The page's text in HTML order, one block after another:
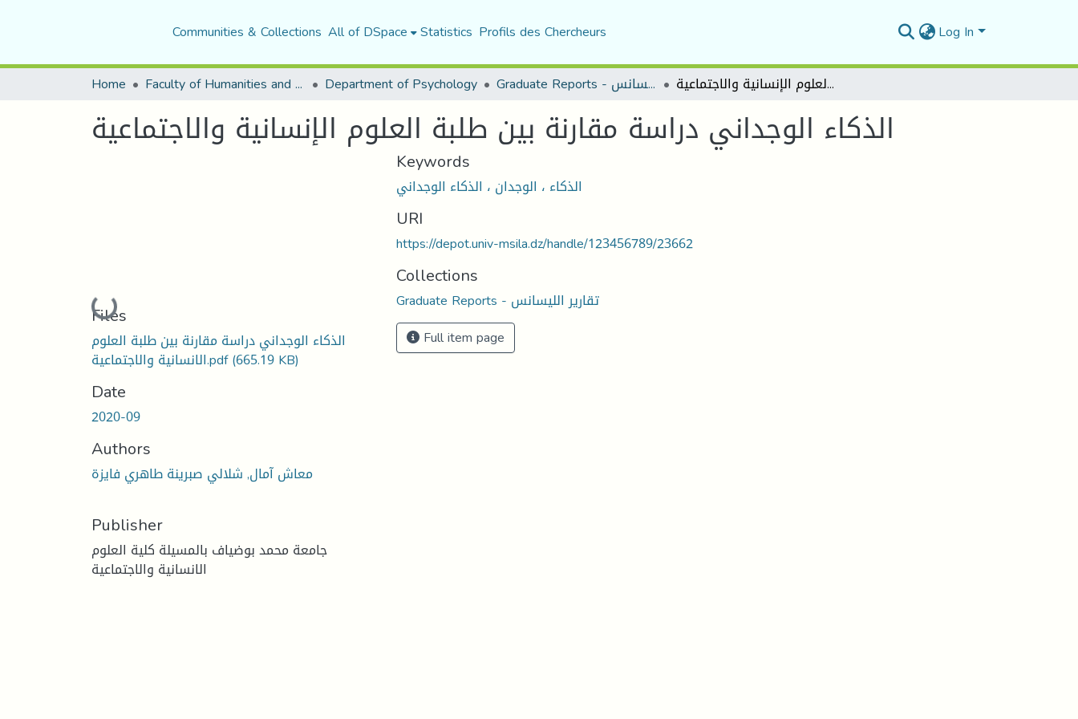
Communities & Collections All of DSpace Statistics Profils des Chercheurs Log In
Home Faculty of Humanities and Social Sciences Department of Psychology Graduate Reports - تقارير الليسانس الذكاء الوجداني دراسة مقارنة بين طلبة العلوم الإنسانية والاجتماعية
الذكاء الوجداني دراسة مقارنة بين طلبة العلوم الإنسانية والاجتماعية
Loading...
Files
الذكاء الوجداني دراسة مقارنة بين طلبة العلوم
الانسانية والاجتماعية.pdf(665.19 KB)
Date
2020-09
Authors
معاش آمال, شلالي صبرينة طاهري فايزة
Publisher
جامعة محمد بوضياف بالمسيلة كلية العلوم
الانسانية والاجتماعية
Keywords
الذكاء ، الوجدان ، الذكاء الوجداني
URI
https://depot.univ-msila.dz/handle/123456789/23662
Collections
Graduate Reports - تقارير الليسانس
Full item page